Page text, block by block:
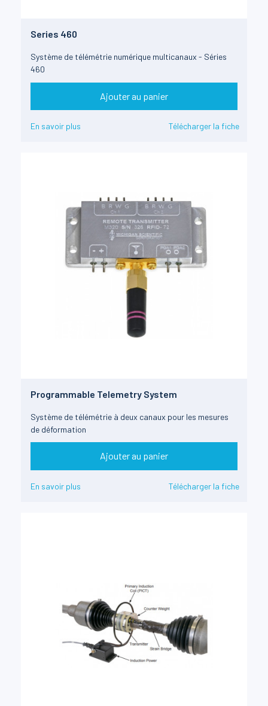
Series 460
Système de télémétrie numérique multicanaux - Séries
460
Ajouter au panier
En savoir plus Télécharger la fiche
Programmable Telemetry System
Système de télémétrie à deux canaux pour les mesures
de déformation
Ajouter au panier
En savoir plus Télécharger la fiche